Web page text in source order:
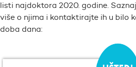
listi najdoktora 2020. godine.
više o njima i kontaktirajte ih u bilo
doba dana: